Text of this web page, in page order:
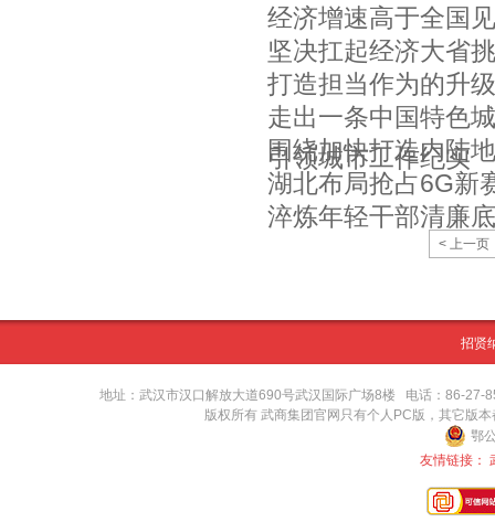
经济增速高于全国
坚决扛起经济大省
打造担当作为的升
走出一条中国特色
引领城市工作纪实
围绕加快打造内陆
湖北布局抢占6G新
淬炼年轻干部清廉
< 上一页
招贤
地址：武汉市汉口解放大道690号武汉国际广场8楼 电话：86-
版权所有 武商集团官网只有个人PC版，其它版
鄂
友情链接：